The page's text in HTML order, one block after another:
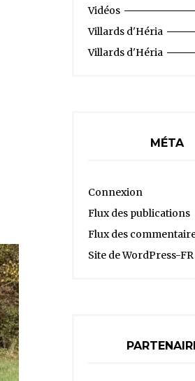
Vidéos
Villards d'Héria
Villards d'Héria
MÉTA
Connexion
Flux des publications
Flux des
Site de WordPress-FR